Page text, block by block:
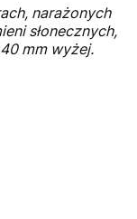
narażonych
słonecznych,
mm wyżej.